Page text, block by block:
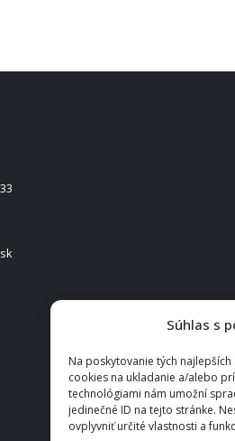
Súhlas s
Na poskytovanie tých
cookies na ukladanie a/alebo
technológiami nám umožní
jedinečné ID na tejto stránke.
ovplyvniť určité vlastnosti a